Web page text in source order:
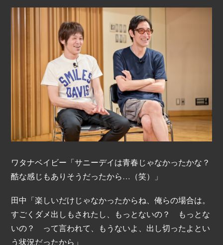
ワタナベイビー「サニーデイは青春じゃなかったかな？
酷な感じもありそうだったから…（笑）」
田中「楽しいだけじゃなかったからね、俺らの場合は。
すごくダメ出しもされたし、もっとないの？ もっとな
いの？ って言われて、もうないよ、出し切ったよとい
う状況だったから」